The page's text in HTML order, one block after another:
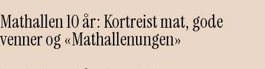
Mathallen 10 år: Kortreist mat, gode
venner og «Mathallenungen»